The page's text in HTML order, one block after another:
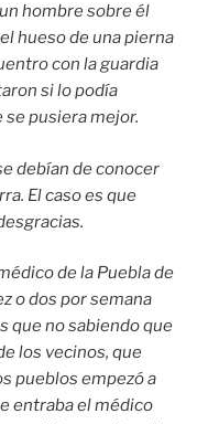
hombre sobre él
hueso de una pierna
con la guardia
si lo podía
se pusiera mejor.
debían de conocer
El caso es que
de la Puebla de
o dos por semana
que no sabiendo que
los vecinos, que
pueblos empezó a
entraba el médico